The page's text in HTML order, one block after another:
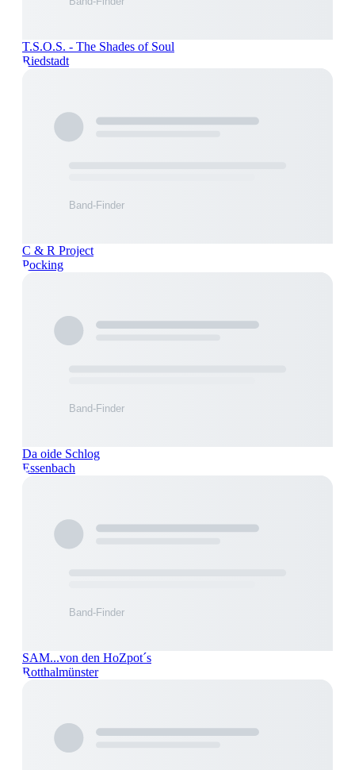
T.S.O.S. - The Shades of Soul
Riedstadt
C & R Project
Pocking
Da oide Schlog
Essenbach
SAM...von den HoZpot´s
Rotthalmünster